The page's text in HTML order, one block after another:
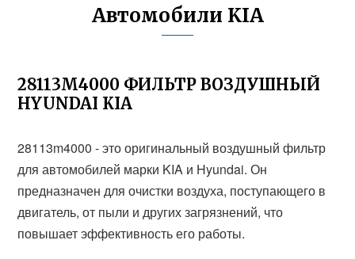
Автомобили KIA
28113M4000 ФИЛЬТР ВОЗДУШНЫЙ
HYUNDAI KIA
28113m4000 - это оригинальный воздушный фильтр
для автомобилей марки KIA и Hyundai. Он
предназначен для очистки воздуха, поступающего в
двигатель, от пыли и других загрязнений, что
повышает эффективность его работы.